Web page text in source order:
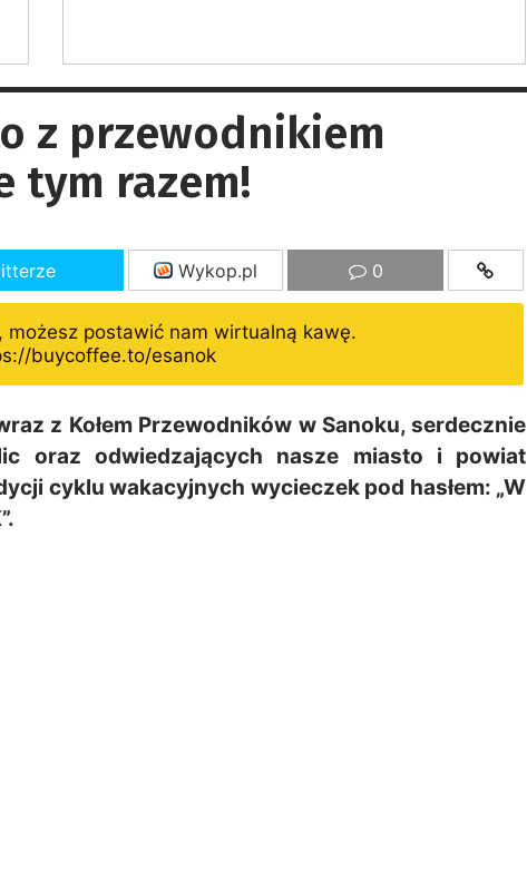
z przewodnikiem
tym razem!
Wykop.pl 0
możesz postawić nam wirtualną kawę.
buycoffee.to/esanok
z Kołem Przewodników w Sanoku, serdecznie
oraz odwiedzających nasze miasto i powiat
cyklu wakacyjnych wycieczek pod hasłem: „W